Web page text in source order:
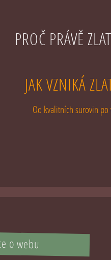
PROČ PRÁVĚ
JAK VZNIKÁ
Od kvalitních surovin
o webu